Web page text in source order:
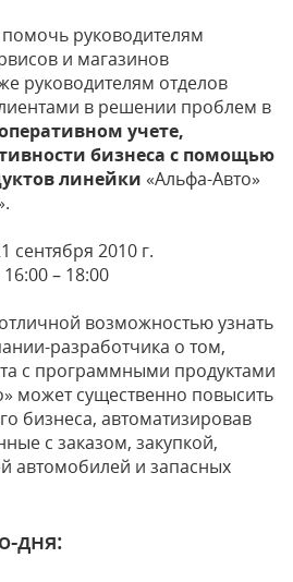
руководителям
и магазинов
руководителям отделов
в решении проблем в
учете,
бизнеса с помощью
линейки «Альфа-Авто»
сентября 2010 г.
16:00 – 18:00
возможностью узнать
разработчика о том,
с программными продуктами
может существенно повысить
бизнеса, автоматизировав
с заказом, закупкой,
автомобилей и запасных
дня: